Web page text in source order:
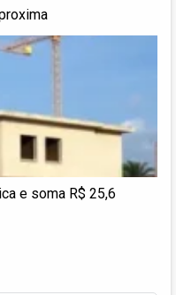
e soma R$ 25,6